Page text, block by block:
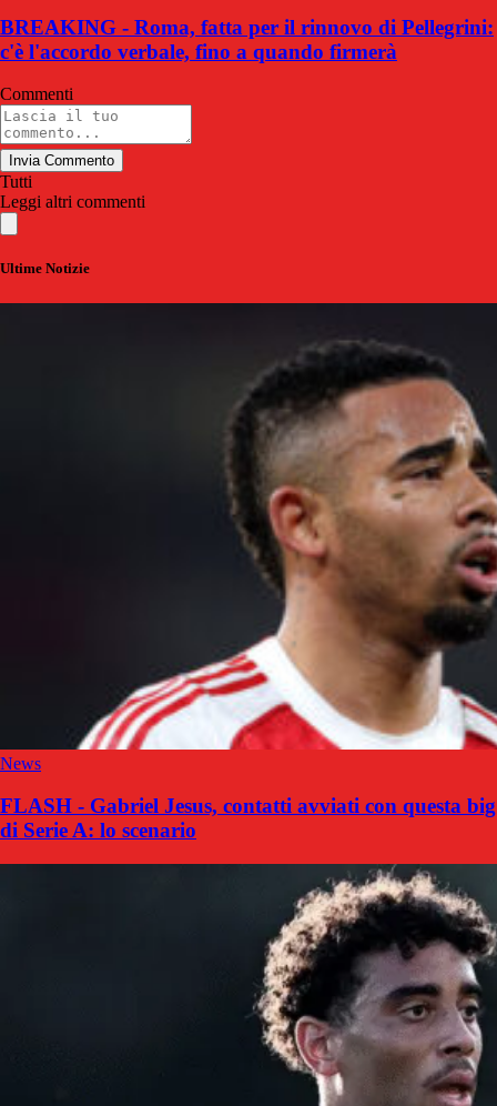
BREAKING - Roma, fatta per il rinnovo di Pellegrini:
c'è l'accordo verbale, fino a quando firmerà
Commenti
Invia Commento
Tutti
Leggi altri commenti
Ultime Notizie
News
FLASH - Gabriel Jesus, contatti avviati con questa big
di Serie A: lo scenario